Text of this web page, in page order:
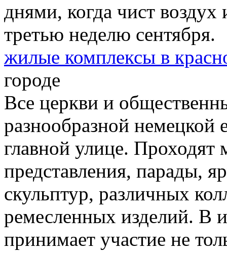
днями, когда чист воздух
третью неделю сентября.
жилые комплексы в
городе
Все церкви и
разнообразной немецкой
главной улице. Проходят
представления, парады,
скульптур, различных
ремесленных изделий. В
принимает участие не